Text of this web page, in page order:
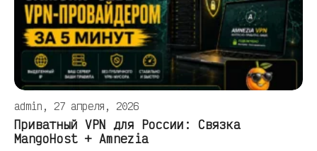
admin, 27 апреля, 2026
Приватный VPN для России: Связка
MangoHost + Amnezia